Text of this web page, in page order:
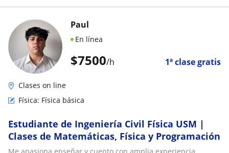
$7500/h 1ª clase gratis
Paul
En línea
Clases on line
Física: Física básica
Estudiante de Ingeniería Civil Física USM |
Clases de Matemáticas, Física y Programación